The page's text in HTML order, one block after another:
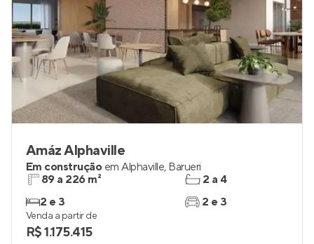
Amáz Alphaville
Em construção em Alphaville, Barueri
89 a 226 m²
2 e 3
2 a 4
2 e 3
Venda a partir de
R$ 1.175.415